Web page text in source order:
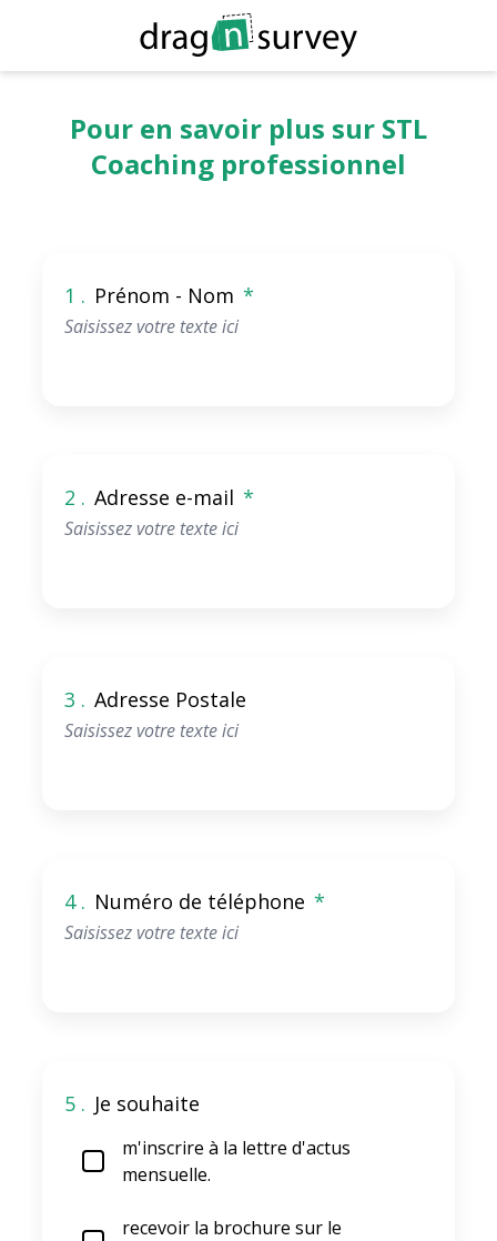
Pour en savoir plus sur STL
Coaching professionnel
1 . Prénom - Nom *
2 . Adresse e-mail *
3 . Adresse Postale
4 . Numéro de téléphone *
5 . Je souhaite
m'inscrire à la lettre d'actus
mensuelle.
recevoir la brochure sur le